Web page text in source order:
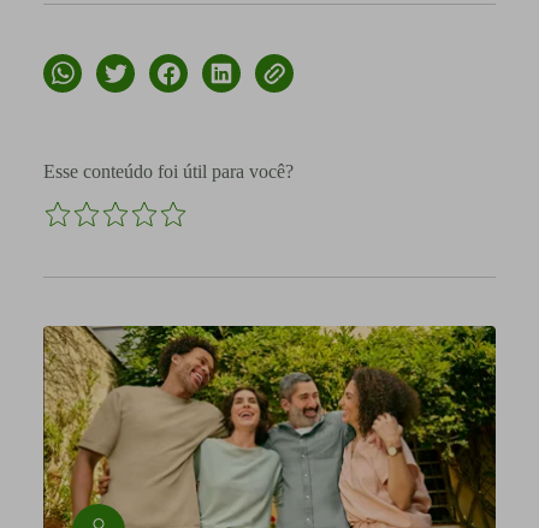
Esse conteúdo foi útil para você?